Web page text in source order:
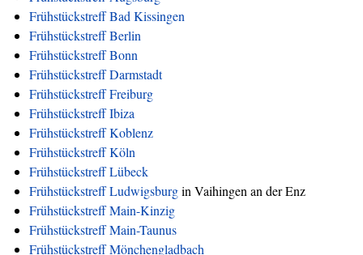
Frühstückstreff Bad Kissingen
Frühstückstreff Berlin
Frühstückstreff Bonn
Frühstückstreff Darmstadt
Frühstückstreff Freiburg
Frühstückstreff Ibiza
Frühstückstreff Koblenz
Frühstückstreff Köln
Frühstückstreff Lübeck
Frühstückstreff Ludwigsburgin Vaihingen an der Enz
Frühstückstreff Main-Kinzig
Frühstückstreff Main-Taunus
Frühstückstreff Mönchengladbach